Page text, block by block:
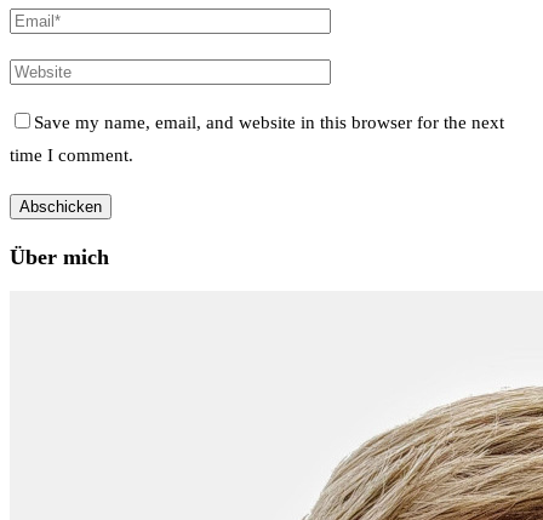
Save my name, email, and website in this browser for the next
time I comment.
Über mich